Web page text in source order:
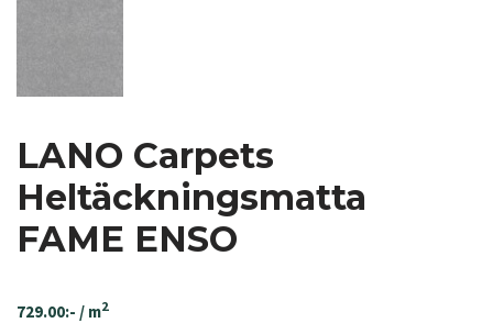
LANO Carpets
Heltäckningsmatta
FAME ENSO
729.00:- / m2